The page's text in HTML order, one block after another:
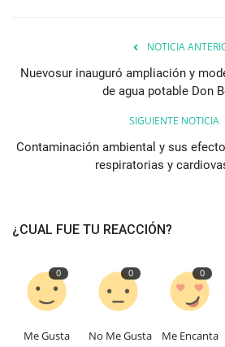
NOTICIA
Nuevosur inauguró ampliación y
de agua potable Don
SIGUIENTE NOTICIA
Contaminación ambiental y sus
respiratorias y
¿CUAL FUE TU REACCIÓN?
0
Me Gusta
0
No Me Gusta
0
Me Encanta